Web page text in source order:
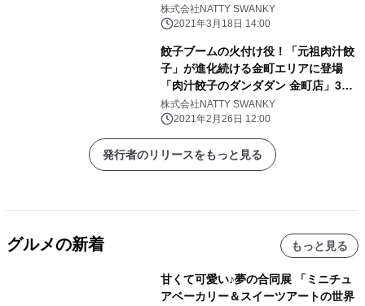
なげや」100店舗にて販売開始
株式会社NATTY SWANKY
2021年3月18日 14:00
餃子ブームの火付け役！「元祖肉汁餃
子」が進化続ける金町エリアに登場
「肉汁餃子のダンダダン 金町店」3月
1日(月)オープン
株式会社NATTY SWANKY
2021年2月26日 12:00
発行者のリリースをもっと見る
グルメの新着 もっと見る
甘くて可愛い♪夢の合同展 「ミニチュ
アベーカリー＆スイーツアートの世界